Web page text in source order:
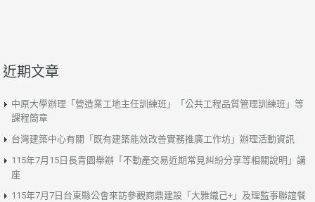
近期文章
中原大學辦理「營造業工地主任訓練班」「公共工程品質管理訓練班」等
課程簡章
台灣建築中心有關「既有建築能效改善實務推廣工作坊」辦理活動資訊
115年7月15日長青園舉辦「不動產交易近期常見糾紛分享等相關說明」講
座
115年7月7日台東縣公會來訪參觀商鼎建設「大雅織己+」及理監事聯誼餐